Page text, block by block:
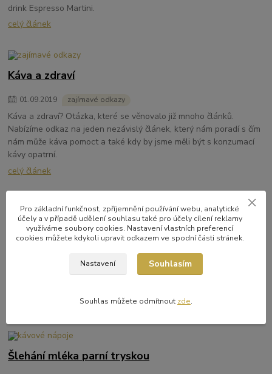
drink Espresso Martini.
celý článek
Káva a zdraví
01.09.2019 zajímavé odkazy
Káva a zdraví? Otázka, které se věnovalo již mnoho článků.
Nabízíme odkaz na jeden nezávislý článek, který nám poradí s čím
nám může káva pomoct a také kdy by jsme měli být s konzumací
kávy opatrní.
celý článek
Čištění pákového kávovaru
Pokud chcete mít skvělé espresso, tak musíte mít dokonale čistý
kávovar. V článku naleznete návod jak provádět čistění pákového
Šlehání mléka parní tryskou
Pro základní funkčnost, zpříjemnění používání webu, analytické
účely a v případě udělení souhlasu také pro účely cílení reklamy
využíváme soubory cookies. Nastavení vlastních preferencí
cookies můžete kdykoli upravit odkazem ve spodní části stránek.
Nastavení Souhlasím
Souhlas můžete odmítnout zde.